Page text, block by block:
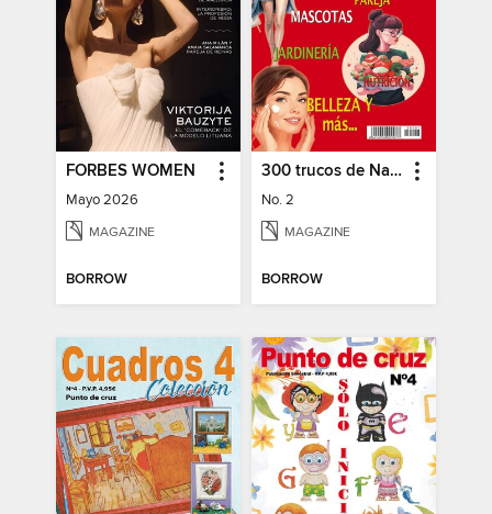
FORBES WOMEN
Mayo 2026
MAGAZINE
BORROW
300 trucos de Nana
No. 2
MAGAZINE
BORROW